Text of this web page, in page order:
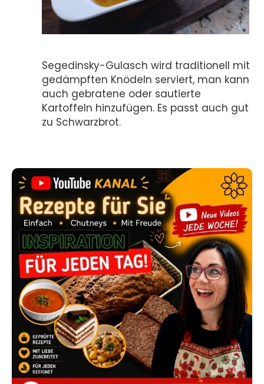
Segedinsky-Gulasch wird traditionell mit
gedämpften Knödeln serviert, man kann
auch gebratene oder sautierte
Kartoffeln hinzufügen. Es passt auch gut
zu Schwarzbrot.